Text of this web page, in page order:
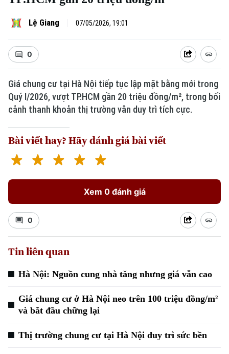
Xu hướng
Lệ Giang 07/05/2026, 19:01
0
Giá chung cư tại Hà Nội tiếp tục lập mặt bằng mới trong
Quý I/2026, vượt TP.HCM gần 20 triệu đồng/m², trong bối
cảnh thanh khoản thị trường vẫn duy trì tích cực.
Bài viết hay? Hãy đánh giá bài viết
Xem 0 đánh giá
0
Tin liên quan
Hà Nội: Nguồn cung nhà tăng nhưng giá vẫn cao
Giá chung cư ở Hà Nội neo trên 100 triệu đồng/m²
và bắt đầu chững lại
Thị trường chung cư tại Hà Nội duy trì sức bền